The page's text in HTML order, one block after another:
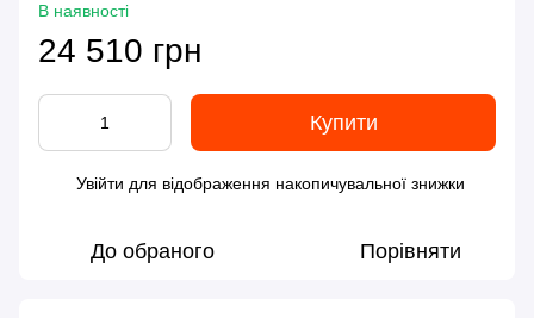
В наявності
24 510 грн
Купити
Увійти для відображення накопичувальної знижки
До обраного Порівняти